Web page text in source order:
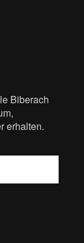
Biberach
erhalten.